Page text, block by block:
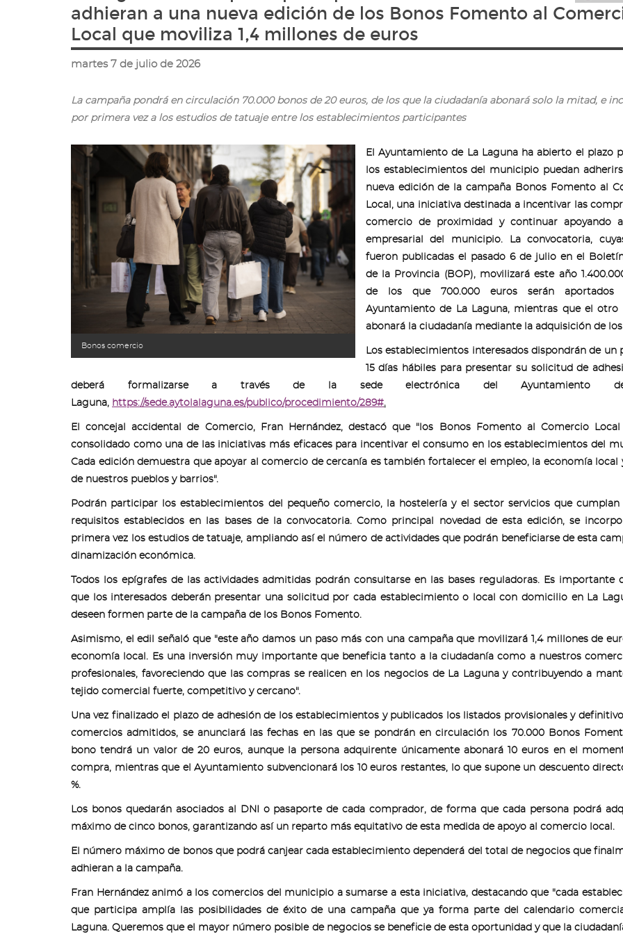
a
la
página
de
adhieran a una nueva edición de los Bonos Fomento al
Local que moviliza 1,4 millones de euros
martes 7 de julio de 2026
La campaña pondrá en circulación 70.000 bonos de 20 euros, de los que la ciudadanía abonará solo la mitad, e
por primera vez a los estudios de tatuaje entre los establecimientos participantes
Bonos comercio
El Ayuntamiento de La Laguna ha abierto el plazo
los establecimientos del municipio puedan
nueva edición de la campaña Bonos Fomento al
Local, una iniciativa destinada a incentivar las
comercio de proximidad y continuar apoyando
empresarial del municipio. La convocatoria,
fueron publicadas el pasado 6 de julio en el
de la Provincia (BOP), movilizará este año
de los que 700.000 euros serán aportados
Ayuntamiento de La Laguna, mientras que el otro
abonará la ciudadanía mediante la adquisición de
Los establecimientos interesados dispondrán de un
15 días hábiles para presentar su solicitud de
deberá formalizarse a través de la sede electrónica del Ayuntamiento
Laguna, https://sede.aytolalaguna.es/publico/procedimiento/289#.
El concejal accidental de Comercio, Fran Hernández, destacó que "los Bonos Fomento al Comercio
consolidado como una de las iniciativas más eficaces para incentivar el consumo en los establecimientos del
Cada edición demuestra que apoyar al comercio de cercanía es también fortalecer el empleo, la economía local
de nuestros pueblos y barrios".
Podrán participar los establecimientos del pequeño comercio, la hostelería y el sector servicios que
requisitos establecidos en las bases de la convocatoria. Como principal novedad de esta edición, se
primera vez los estudios de tatuaje, ampliando así el número de actividades que podrán beneficiarse de esta
dinamización económica.
Todos los epígrafes de las actividades admitidas podrán consultarse en las bases reguladoras. Es importante
que los interesados deberán presentar una solicitud por cada establecimiento o local con domicilio en La
deseen formen parte de la campaña de los Bonos Fomento.
Asimismo, el edil señaló que "este año damos un paso más con una campaña que movilizará 1,4 millones de
economía local. Es una inversión muy importante que beneficia tanto a la ciudadanía como a nuestros
profesionales, favoreciendo que las compras se realicen en los negocios de La Laguna y contribuyendo a
tejido comercial fuerte, competitivo y cercano".
Una vez finalizado el plazo de adhesión de los establecimientos y publicados los listados provisionales y
comercios admitidos, se anunciará las fechas en las que se pondrán en circulación los 70.000 Bonos
bono tendrá un valor de 20 euros, aunque la persona adquirente únicamente abonará 10 euros en el
compra, mientras que el Ayuntamiento subvencionará los 10 euros restantes, lo que supone un descuento
%.
Los bonos quedarán asociados al DNI o pasaporte de cada comprador, de forma que cada persona podrá
máximo de cinco bonos, garantizando así un reparto más equitativo de esta medida de apoyo al comercio local.
El número máximo de bonos que podrá canjear cada establecimiento dependerá del total de negocios que
adhieran a la campaña.
Fran Hernández animó a los comercios del municipio a sumarse a esta iniciativa, destacando que "cada
que participa amplía las posibilidades de éxito de una campaña que ya forma parte del calendario
Laguna. Queremos que el mayor número posible de negocios se beneficie de esta oportunidad y que la